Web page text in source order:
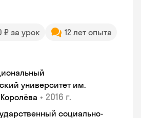
₽ за урок
12 лет опыта
университет им.
• 2016 г.
социально-